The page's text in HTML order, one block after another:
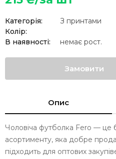
Категорія:
З принтами
Колір:
В наявності:
немає рост.
Замовити
Опис
Чоловіча футболка Fero — це
асортименту, яка добре
підходить для оптових